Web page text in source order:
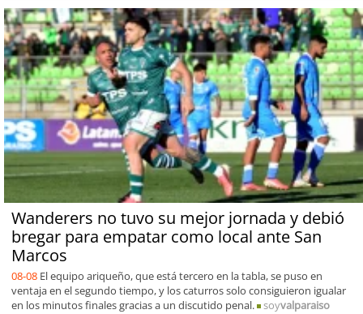
Wanderers no tuvo su mejor jornada y debió
bregar para empatar como local ante San
Marcos
08-08 El equipo ariqueño, que está tercero en la tabla, se puso en
ventaja en el segundo tiempo, y los caturros solo consiguieron igualar
en los minutos finales gracias a un discutido penal.
soyvalparaiso